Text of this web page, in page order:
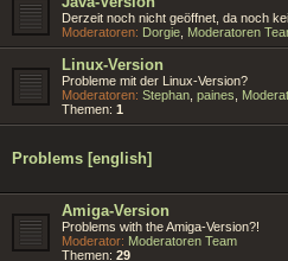
Derzeit noch nicht geöffnet, da noch
Moderatoren: Dorgie Moderatoren
Linux-Version
Probleme mit der Linux-Version?
Moderatoren: Stephan paines
Themen: 1
Problems [english]
Amiga-Version
Problems with the Amiga-Version?!
Moderator: Moderatoren Team
Themen: 29